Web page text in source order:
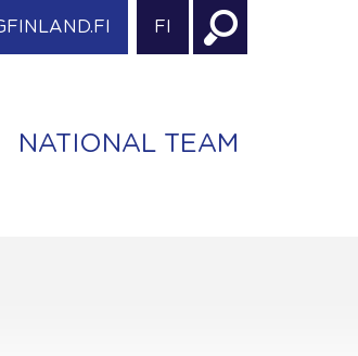
FI
NATIONAL TEAM